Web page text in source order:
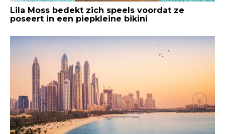
Lila Moss bedekt zich speels voordat ze
poseert in een piepkleine bikini